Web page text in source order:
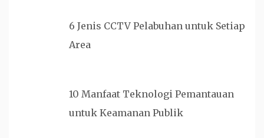
6 Jenis CCTV Pelabuhan untuk Setiap
Area
10 Manfaat Teknologi Pemantauan
untuk Keamanan Publik